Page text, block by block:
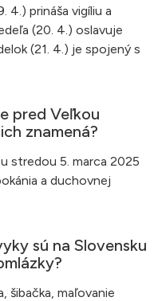
4.) prináša vigíliu a
(20. 4.) oslavuje
(21. 4.) je spojený s
pred Veľkou
znamená?
stredou 5. marca 2025
a duchovnej
sú na Slovensku
šibačka, maľovanie